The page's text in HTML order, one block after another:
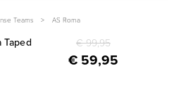
Teams > AS Roma
Taped
€ 99,95
€ 59,95